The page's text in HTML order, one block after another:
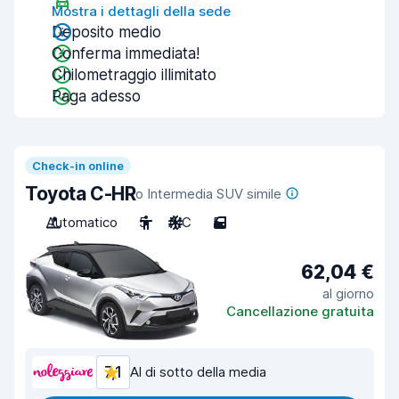
Mostra i dettagli della sede
Deposito medio
Conferma immediata!
Chilometraggio illimitato
Paga adesso
Check-in online
Toyota C-HRo Intermedia SUV simile
Automatico
5 A/C 5
62,04 €
al giorno
Cancellazione gratuita
7,1 Al di sotto della media